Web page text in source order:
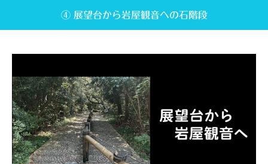
④ 展望台から岩屋観音への石階段